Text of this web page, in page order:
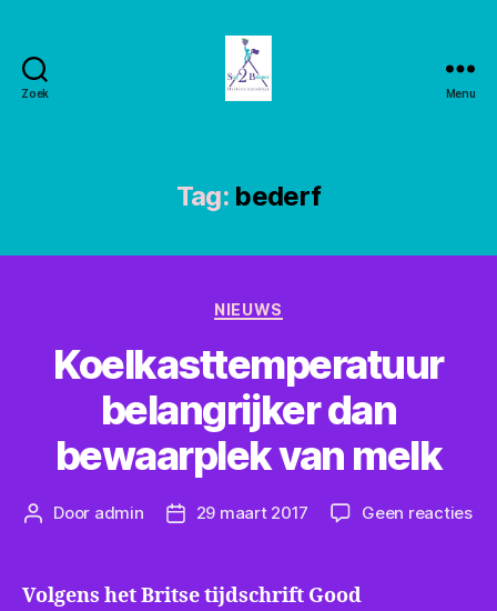
Zoek Menu
Tag: bederf
Categorieën
NIEUWS
Koelkasttemperatuur
belangrijker dan
bewaarplek van melk
Berichtauteur
Door admin Berichtdatum
29 maart 2017 Geen reactiesop
Volgens het Britse tijdschrift Good